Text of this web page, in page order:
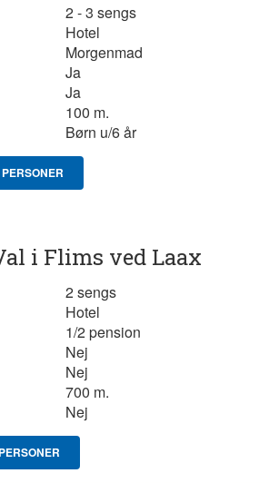
2 - 3 sengs
Hotel
Morgenmad
Ja
Ja
100 m.
Børn u/6 år
i Flims ved Laax
2 sengs
Hotel
1/2 pension
Nej
Nej
700 m.
Nej